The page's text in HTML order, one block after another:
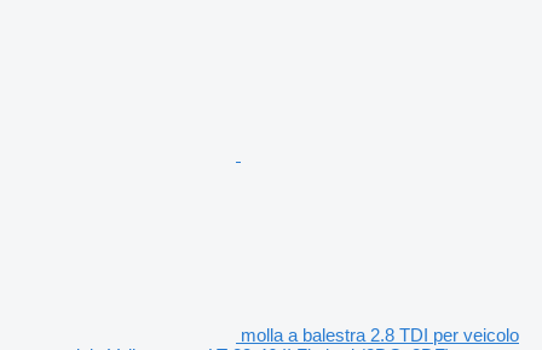
molla a balestra 2.8 TDI per veicolo